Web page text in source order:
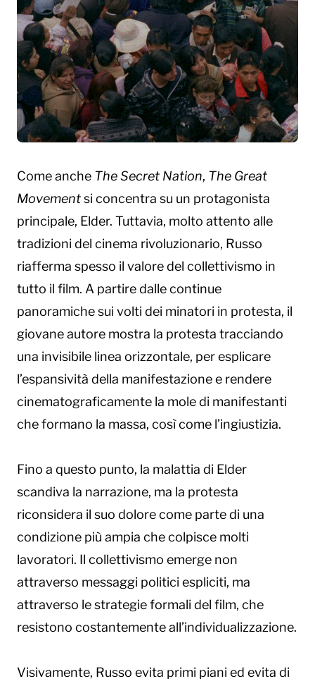
Come anche The Secret Nation, The Great
Movementsi concentra su un protagonista
principale, Elder. Tuttavia, molto attento alle
tradizioni del cinema rivoluzionario, Russo
riafferma spesso il valore del collettivismo in
tutto il film. A partire dalle continue
panoramiche sui volti dei minatori in protesta, il
giovane autore mostra la protesta tracciando
una invisibile linea orizzontale, per esplicare
l’espansività della manifestazione e rendere
cinematograficamente la mole di manifestanti
che formano la massa, così come l’ingiustizia.
Fino a questo punto, la malattia di Elder
scandiva la narrazione, ma la protesta
riconsidera il suo dolore come parte di una
condizione più ampia che colpisce molti
lavoratori. Il collettivismo emerge non
attraverso messaggi politici espliciti, ma
attraverso le strategie formali del film, che
resistono costantemente all’individualizzazione.
Visivamente, Russo evita primi piani ed evita di